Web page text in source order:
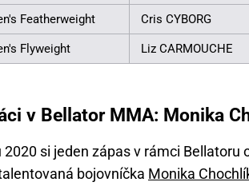
Featherweight Cris CYBORG
Flyweight Liz CARMOUCHE
v Bellator MMA: Monika
2020 si jeden zápas v rámci Bellatoru
bojovníčka Monika